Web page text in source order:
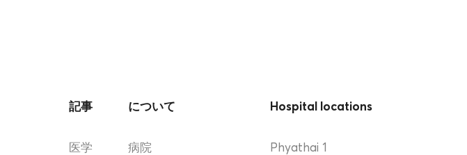
記事
医学
について
病院
Hospital locations
Phyathai 1